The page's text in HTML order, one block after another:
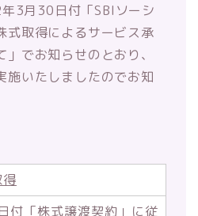
3月30日付「SBIソーシ
式取得によるサービス承
でお知らせのとおり、
施いたしましたのでお知
付「株式譲渡契約」に従